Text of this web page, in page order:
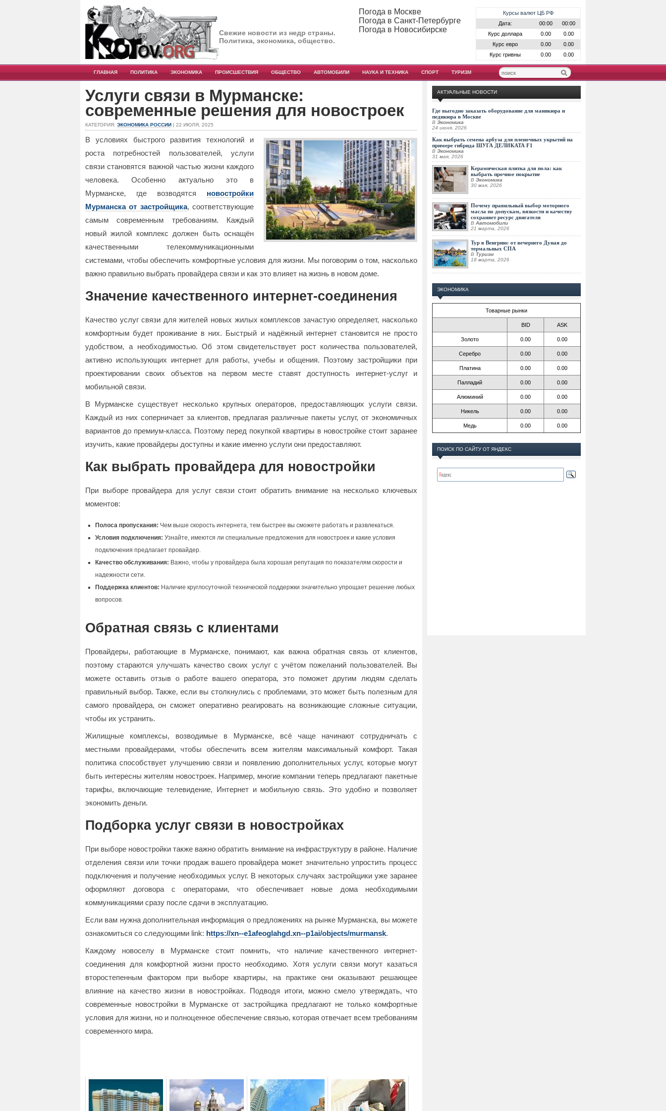
Свежие новости из недр страны.
Политика, экономика, общество.
Курсы валют ЦБ РФ
Дата:
00:00
00:00
Курс доллара
0.00
0.00
Курс евро
0.00
0.00
Курс гривны
0.00 0.00
Погода в Москве
Погода в Санкт-Петербурге
Погода в Новосибирске
ГЛАВНАЯ ПОЛИТИКА ЭКОНОМИКА ПРОИСШЕСТВИЯ ОБЩЕСТВО АВТОМОБИЛИ НАУКА И ТЕХНИКА СПОРТ ТУРИЗМ
Услуги связи в Мурманске:
современные решения для новостроек
КАТЕГОРИЯ: ЭКОНОМИКА РОССИИ | 22 ИЮЛЯ, 2025
В условиях быстрого развития технологий и
роста потребностей пользователей, услуги
связи становятся важной частью жизни каждого
человека. Особенно актуально это в
Мурманске, где возводятся новостройки
Мурманска от застройщика, соответствующие
самым современным требованиям. Каждый
новый жилой комплекс должен быть оснащён
качественными телекоммуникационными
системами, чтобы обеспечить комфортные условия для жизни. Мы поговорим о том, насколько
важно правильно выбрать провайдера связи и как это влияет на жизнь в новом доме.
Значение качественного интернет-соединения
Качество услуг связи для жителей новых жилых комплексов зачастую определяет, насколько
комфортным будет проживание в них. Быстрый и надёжный интернет становится не просто
удобством, а необходимостью. Об этом свидетельствует рост количества пользователей,
активно использующих интернет для работы, учебы и общения. Поэтому застройщики при
проектировании своих объектов на первом месте ставят доступность интернет-услуг и
мобильной связи.
В Мурманске существует несколько крупных операторов, предоставляющих услуги связи.
Каждый из них соперничает за клиентов, предлагая различные пакеты услуг, от экономичных
вариантов до премиум-класса. Поэтому перед покупкой квартиры в новостройке стоит заранее
изучить, какие провайдеры доступны и какие именно услуги они предоставляют.
Как выбрать провайдера для новостройки
При выборе провайдера для услуг связи стоит обратить внимание на несколько ключевых
моментов:
Полоса пропускания: Чем выше скорость интернета, тем быстрее вы сможете работать и развлекаться.
Условия подключения: Узнайте, имеются ли специальные предложения для новостроек и какие условия
подключения предлагает провайдер.
Качество обслуживания: Важно, чтобы у провайдера была хорошая репутация по показателям скорости и
надежности сети.
Поддержка клиентов: Наличие круглосуточной технической поддержки значительно упрощает решение любых
вопросов.
Обратная связь с клиентами
Провайдеры, работающие в Мурманске, понимают, как важна обратная связь от клиентов,
поэтому стараются улучшать качество своих услуг с учётом пожеланий пользователей. Вы
можете оставить отзыв о работе вашего оператора, это поможет другим людям сделать
правильный выбор. Также, если вы столкнулись с проблемами, это может быть полезным для
самого провайдера, он сможет оперативно реагировать на возникающие сложные ситуации,
чтобы их устранить.
Жилищные комплексы, возводимые в Мурманске, всё чаще начинают сотрудничать с
местными провайдерами, чтобы обеспечить всем жителям максимальный комфорт. Такая
политика способствует улучшению связи и появлению дополнительных услуг, которые могут
быть интересны жителям новостроек. Например, многие компании теперь предлагают пакетные
тарифы, включающие телевидение, Интернет и мобильную связь. Это удобно и позволяет
экономить деньги.
Подборка услуг связи в новостройках
При выборе новостройки также важно обратить внимание на инфраструктуру в районе. Наличие
отделения связи или точки продаж вашего провайдера может значительно упростить процесс
подключения и получение необходимых услуг. В некоторых случаях застройщики уже заранее
оформляют договора с операторами, что обеспечивает новые дома необходимыми
коммуникациями сразу после сдачи в эксплуатацию.
Если вам нужна дополнительная информация о предложениях на рынке Мурманска, вы можете
ознакомиться со следующими link: https://xn--e1afeoglahgd.xn--p1ai/objects/murmansk.
Каждому новоселу в Мурманске стоит помнить, что наличие качественного интернет-
соединения для комфортной жизни просто необходимо. Хотя услуги связи могут казаться
второстепенным фактором при выборе квартиры, на практике они оказывают решающее
влияние на качество жизни в новостройках. Подводя итоги, можно смело утверждать, что
современные новостройки в Мурманске от застройщика предлагают не только комфортные
условия для жизни, но и полноценное обеспечение связью, которая отвечает всем требованиям
современного мира.
АКТУАЛЬНЫЕ НОВОСТИ
Где выгодно заказать оборудование для маникюра и
педикюра в Москве
В Экономика
24 июня, 2026
Как выбрать семена арбуза для пленочных укрытий на
примере гибрида ШУГА ДЕЛИКАТА F1
В Экономика
31 мая, 2026
Керамическая плитка для пола: как
выбрать прочное покрытие
В Экономика
30 мая, 2026
Почему правильный выбор моторного
масла по допускам, вязкости и качеству
сохраняет ресурс двигателя
В Автомобили
21 марта, 2026
Тур в Венгрию: от вечернего Дуная до
термальных СПА
В Туризм
18 марта, 2026
ЭКОНОМИКА
Товарные рынки
BID ASK
Золото 0.00 0.00
Серебро 0.00 0.00
Платина 0.00 0.00
Палладий 0.00 0.00
Алюминий 0.00 0.00
Никель 0.00 0.00
Медь 0.00 0.00
ПОИСК ПО САЙТУ ОТ ЯНДЕКС